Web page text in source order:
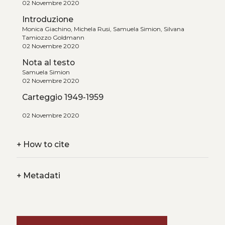
02 Novembre 2020
Introduzione
Monica Giachino, Michela Rusi, Samuela Simion, Silvana
Tamiozzo Goldmann
02 Novembre 2020
Nota al testo
Samuela Simion
02 Novembre 2020
Carteggio 1949-1959
02 Novembre 2020
+How to cite
+Metadati